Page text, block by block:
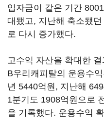
입자금이 같은 기간
대됐고, 지난해 축소됐
로 다시 증가했다.
고수익 자산을 확대한
B우리캐피탈의 운용수
년 5440억원, 지난해
1분기도 1908억원으로
을 기록했다. 운용수익